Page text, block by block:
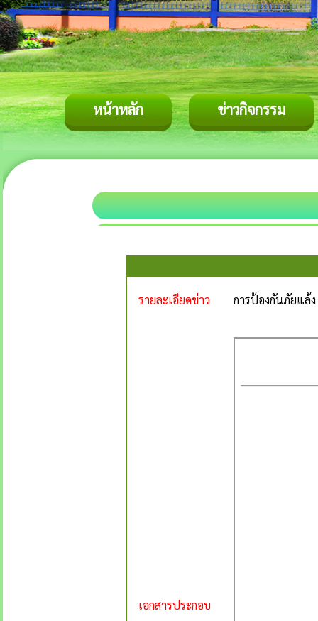
หน้าหลัก ข่าวกิจกรรม
รายละเอียดข่าว การป้องกันภัยแล้ง
เอกสารประกอบ